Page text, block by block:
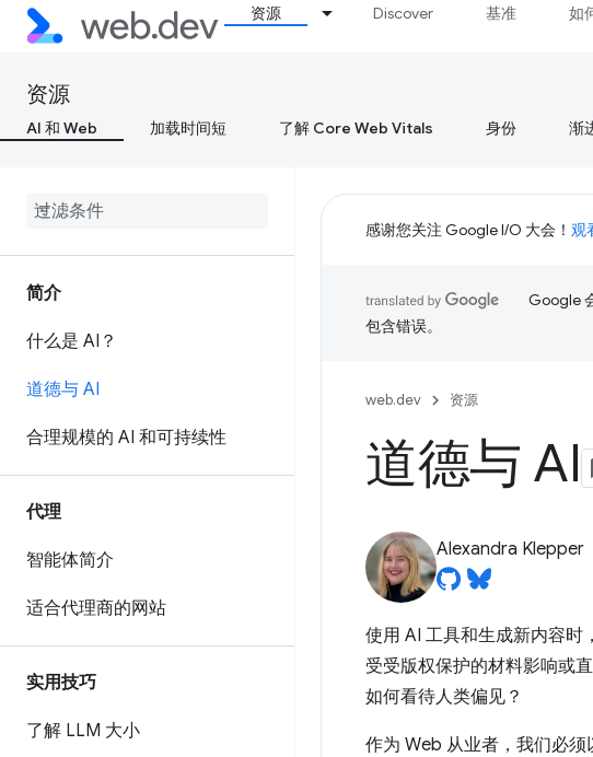
资源 Discover 基准 如
资源
AI 和 Web 加载时间短 了解 Core Web Vitals 身份 渐
简介
什么是 AI？
道德与 AI
合理规模的 AI 和可持续性
代理
智能体简介
适合代理商的网站
实用技巧
了解 LLM 大小
感谢您关注 Google I/O 大会！ 观
Google
包含错误。
web.dev 资源
道德与 AI
Alexandra Klepper
使用 AI 工具和生成新内容时
受受版权保护的材料影响或
如何看待人类偏见？
作为 Web 从业者，我们必